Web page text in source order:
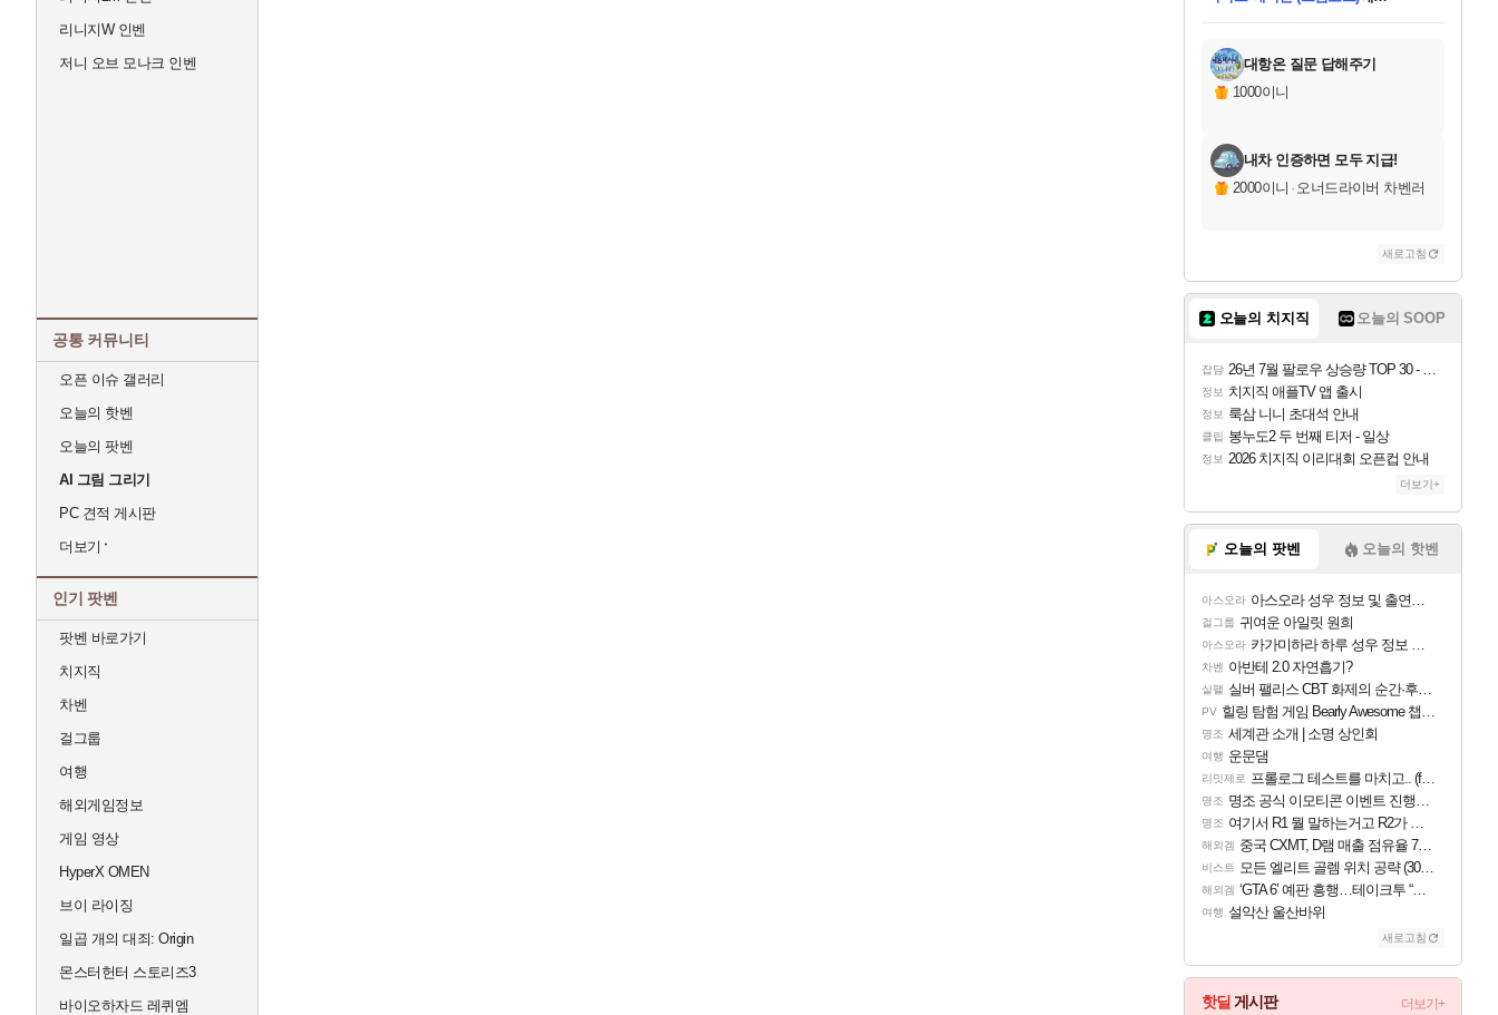
리니지W 인벤
저니 오브 모나크 인벤
공통 커뮤니티
오픈 이슈 갤러리
오늘의 핫벤
오늘의 팟벤
AI 그림 그리기
PC 견적 게시판
더보기
인기 팟벤
팟벤 바로가기
치지직
차벤
걸그룹
여행
해외게임정보
게임 영상
HyperX OMEN
브이 라이징
일곱 개의 대죄: Origin
몬스터헌터 스토리즈3
바이오하자드 레퀴엠
교환.
당첨되셨습니다.
당첨되셨습니다.
당첨되셨습니다.
당첨되셨습니다.
당첨되셨습니다.
당첨되셨습니다.
에디션 (스팀코드)를 교환.
당첨되셨습니다.
대항온 질문 답해주기
1000이니
내차 인증하면 모두 지급!
2000이니 · 오너드라이버 차벤러
새로고침
오늘의 치지직 오늘의 SOOP
잡담 26년 7월 팔로우 상승량 TOP 30 - 월간 치지직
정보 치지직 애플TV 앱 출시
정보 룩삼 니니 초대석 안내
클립 봉누도2 두 번째 티저 - 일상
정보 2026 치지직 이리대회 오픈컵 안내
더보기+
오늘의 팟벤 오늘의 핫벤
아스오라 아스오라 성우 정보 및 출연작 모음
걸그룹 귀여운 아일릿 원희
아스오라 카가미하라 하루 성우 정보 및 주요 필모
차벤 아반테 2.0 자연흡기?
실팰 실버 팰리스 CBT 화제의 순간·후기 모음
PV 힐링 탐험 게임 Bearly Awesome 챕터 1 트레일러
명조 세계관 소개 | 소명 상인회
여행 운문댐
리밋제로 프롤로그 테스트를 마치고.. (feat. 리아)
명조 명조 공식 이모티콘 이벤트 진행해봤습니다! 참여부터 추첨까지????
명조 여기서 R1 뭘 말하는거고 R2가 뭘말하는걸까요?
해외겜 중국 CXMT, D램 매출 점유율 7%…글로벌 4위로 부상
비스트 모든 엘리트 골렘 위치 공략 (30개) - 방랑 결투가
해외겜 ‘GTA 6’ 예판 흥행…테이크투 “내부 예상 크게 넘어”
여행 설악산 울산바위
새로고침
핫딜 게시판 더보기+